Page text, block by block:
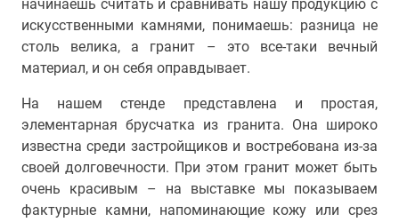
начинаешь считать и сравнивать нашу продукцию с
искусственными камнями, понимаешь: разница не
столь велика, а гранит – это все-таки вечный
материал, и он себя оправдывает.
На нашем стенде представлена и простая,
элементарная брусчатка из гранита. Она широко
известна среди застройщиков и востребована из-за
своей долговечности. При этом гранит может быть
очень красивым – на выставке мы показываем
фактурные камни, напоминающие кожу или срез